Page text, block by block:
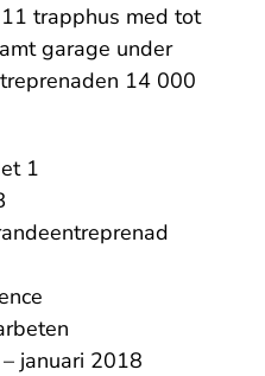
trapphus med tot
garage under
14 000
1
januari 2018